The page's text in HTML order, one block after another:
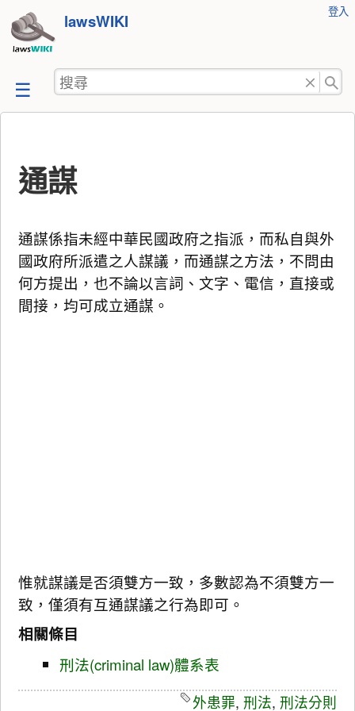
跳
至
容
lawsWIKI
工
登入
搜
尋
通謀
通謀係指未經中華民國政府之指派，而私自與外
國政府所派遣之人謀議，而通謀之方法，不問由
何方提出，也不論以言詞、文字、電信，直接或
間接，均可成立通謀。
惟就謀議是否須雙方一致，多數認為不須雙方一
致，僅須有互通謀議之行為即可。
相關條目
刑法(criminal law)體系表
外患罪, 刑法, 刑法分則